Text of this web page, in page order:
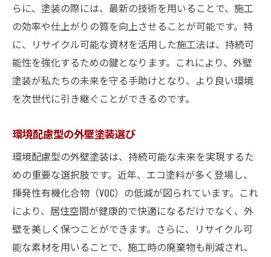
新技術がもたらす選択の幅
環境に優しい技術の先駆者たち
未来を見据えた塗料の選び方
持続可能性を担保する革新技術
らに、塗装の際には、最新の技術を用いることで、施工
の効率や仕上がりの質を向上させることが可能です。特
に、リサイクル可能な資材を活用した施工法は、持続可
能性を強化するための鍵となります。これにより、外壁
塗装が私たちの未来を守る手助けとなり、より良い環境
を次世代に引き継ぐことができるのです。
環境配慮型の外壁塗装選び
環境配慮型の外壁塗装は、持続可能な未来を実現するた
めの重要な選択肢です。近年、エコ塗料が多く登場し、
揮発性有機化合物（VOC）の低減が図られています。これ
により、居住空間が健康的で快適になるだけでなく、外
壁を美しく保つことができます。さらに、リサイクル可
能な素材を用いることで、施工時の廃棄物も削減され、